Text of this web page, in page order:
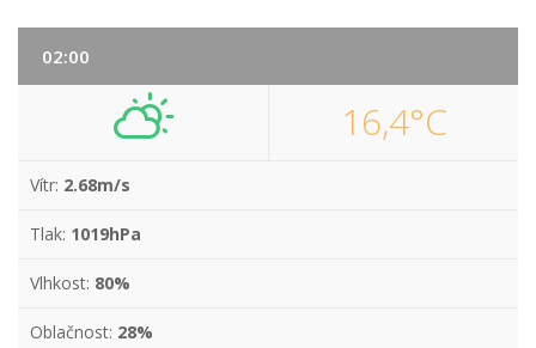
02:00
16,4°C
Vítr: 2.68m/s
Tlak: 1019hPa
Vlhkost: 80%
Oblačnost: 28%